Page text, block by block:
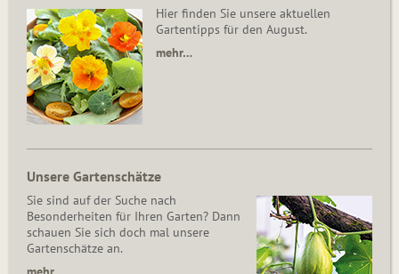
Hier finden Sie unsere aktuellen
Gartentipps für den August.
mehr…
Unsere Gartenschätze
Sie sind auf der Suche nach
Besonderheiten für Ihren Garten? Dann
schauen Sie sich doch mal unsere
Gartenschätze an.